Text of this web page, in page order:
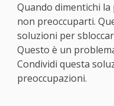
Quando dimentichi
non preoccuparti.
soluzioni per
Questo è un
Condividi questa
preoccupazioni.